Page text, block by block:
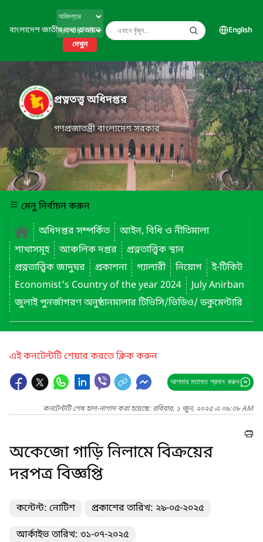
বাংলাদেশ জাতীয় তথ্য বাতায়ন
দেখুন
English
প্রত্নতত্ত্ব অধিদপ্তর
গণপ্রজাতন্ত্রী বাংলাদেশ সরকার
মেনু নির্বাচন করুন
অধিদপ্তর সম্পর্কিত
আইন, বিধি ও নীতিমালা
শাখাসমূহ
আঞ্চলিক দপ্তর
প্রত্নতাত্ত্বিক স্থান
প্রত্নতাত্ত্বিক জাদুঘর
প্রকাশনা গ্যালারী নিয়োগ
ই-টিকিট
Economist's Country of the year 2024
July Anirban
জুলাই পুনর্জাগরণ অনুষ্ঠানমালার টিভিসি/ভিডিও/ ডকুমেন্টারি
এই কনটেন্টটি শেয়ার করতে ক্লিক করুন
আপনার মতামত প্রদান করুন
কনটেন্টটি শেষ হাল-নাগাদ করা হয়েছে: রবিবার, ১ জুন, ২০২৫ এ ০৯:৩৮ AM
অকেজো গাড়ি নিলামে বিক্রয়ের
দরপত্র বিজ্ঞপ্তি
কন্টেন্ট: নোটিশ প্রকাশের তারিখ: ২৯-০৫-২০২৫
আর্কাইভ তারিখ: ৩১-০৭-২০২৫